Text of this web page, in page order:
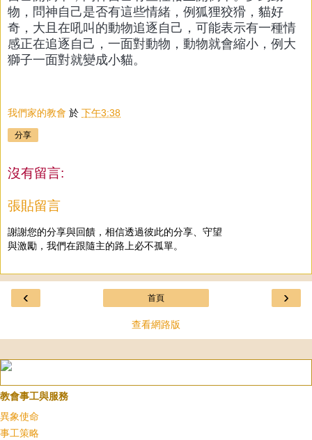
物，問神自己是否有這些情緒，例狐狸狡猾，貓好
奇，大且在吼叫的動物追逐自己，可能表示有一種情
感正在追逐自己，一面對動物，動物就會縮小，例大
獅子一面對就變成小貓。
我們家的教會 於 下午3:38
分享
沒有留言:
張貼留言
謝謝您的分享與回饋，相信透過彼此的分享、守望
與激勵，我們在跟隨主的路上必不孤單。
‹ ›
首頁
查看網路版
教會事工與服務
異象使命
事工策略